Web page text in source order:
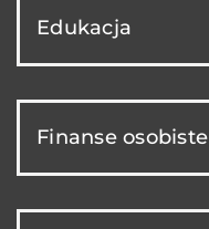
Edukacja
Finanse osobiste